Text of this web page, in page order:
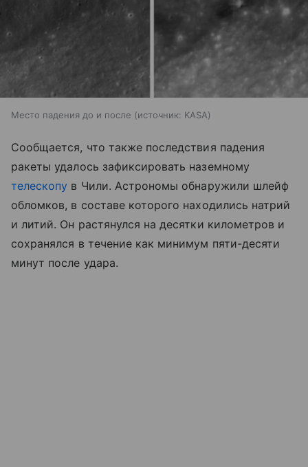
Место падения до и после источник: KASA
Сообщается, что также последствия падения
ракеты удалось зафиксировать наземному
телескопу в Чили. Астрономы обнаружили шлейф
обломков, в составе которого находились натрий
и литий. Он растянулся на десятки километров и
сохранялся в течение как минимум пяти-десяти
минут после удара.